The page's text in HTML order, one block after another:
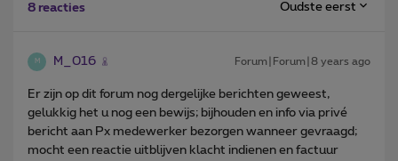
8 reacties Oudste eerst
M M_016 Forum|Forum|8 years ago
Er zijn op dit forum nog dergelijke berichten geweest,
gelukkig het u nog een bewijs; bijhouden en info via privé
bericht aan Px medewerker bezorgen wanneer gevraagd;
mocht een reactie uitblijven klacht indienen en factuur